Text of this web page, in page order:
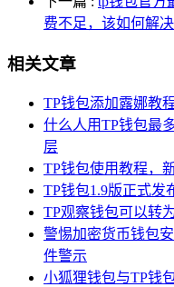
费不足，该如何解决
相关文章
TP钱包添加露娜教
什么人用TP钱包最
层
TP钱包使用教程，
TP钱包1.9版正式发
TP观察钱包可以转
警惕加密货币钱包
件警示
小狐狸钱包与TP钱